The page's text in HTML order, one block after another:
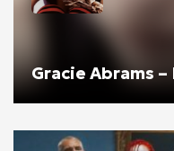
Gracie Abrams